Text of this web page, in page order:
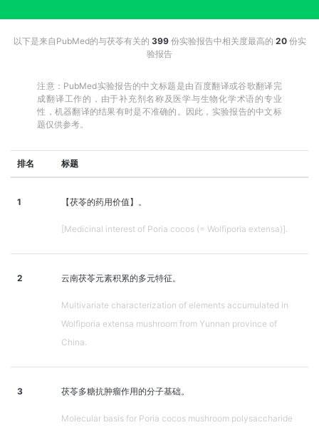
以下是来自PubMed的与茯苓有关的 399份实验报告中相关度最高的 20份实
验报告
注意：PubMed实验报告的中文标题是由百度翻译或谷歌翻译完
成翻译工作的，由于补充剂名称及医学与生物化学术语的专业
性，机器翻译的结果有时是不准确的。因此，实验报告的中文标
题仅供参考。
排名 标题
1 【茯苓的药用价值】。
[Medicinal interest of Poria cocos (= Wolfiporia extensa)].
2 云南茯苓元素积累的多元特征。
Multivariate characterization of elements accumulated in
Wolfiporia extensa mushroom from Yunnan province of
China.
3 茯苓多糖抗肿瘤作用的分子基础。
Molecular basis for Poria cocos mushroom polysaccharide